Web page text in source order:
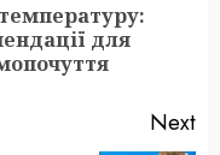
для
Next